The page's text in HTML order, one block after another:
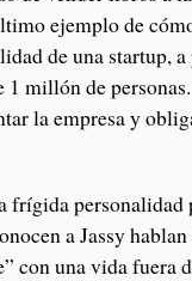
ejemplo de
de una startup, a
1 millón de
la empresa y
frígida personalidad
a Jassy
con una vida fuera